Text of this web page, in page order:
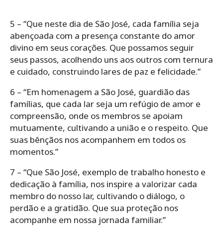
5 – “Que neste dia de São José, cada família seja
abençoada com a presença constante do amor
divino em seus corações. Que possamos seguir
seus passos, acolhendo uns aos outros com ternura
e cuidado, construindo lares de paz e felicidade.”
6 – “Em homenagem a São José, guardião das
famílias, que cada lar seja um refúgio de amor e
compreensão, onde os membros se apoiam
mutuamente, cultivando a união e o respeito. Que
suas bênçãos nos acompanhem em todos os
momentos.”
7 – “Que São José, exemplo de trabalho honesto e
dedicação à família, nos inspire a valorizar cada
membro do nosso lar, cultivando o diálogo, o
perdão e a gratidão. Que sua proteção nos
acompanhe em nossa jornada familiar.”